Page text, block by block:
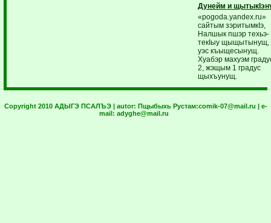
Дунейм и
«pogoda.yandex.ru»
сайтым зэритымкIэ,
Налшык пшэр техьэ-
текIыу щыщытынущ,
уэс къыщесынущ.
Хуабэр махуэм
2, жэщым 1 градус
щыхъунущ.
Copyright 2010 АДЫГЭ ПСАЛЪЭ | autor: Пщыбыхь Рустам:comik-07@mail.ru | e-
mail: adyghe@mail.ru